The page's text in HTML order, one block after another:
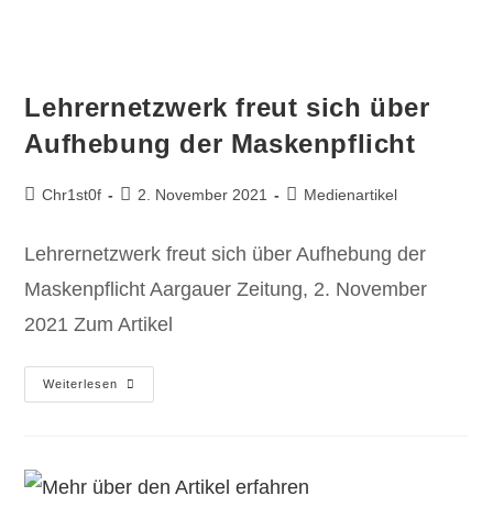
Lehrernetzwerk freut sich über
Aufhebung der Maskenpflicht
Chr1st0f 2. November 2021 Medienartikel
Lehrernetzwerk freut sich über Aufhebung der
Maskenpflicht Aargauer Zeitung, 2. November
2021 Zum Artikel
Weiterlesen